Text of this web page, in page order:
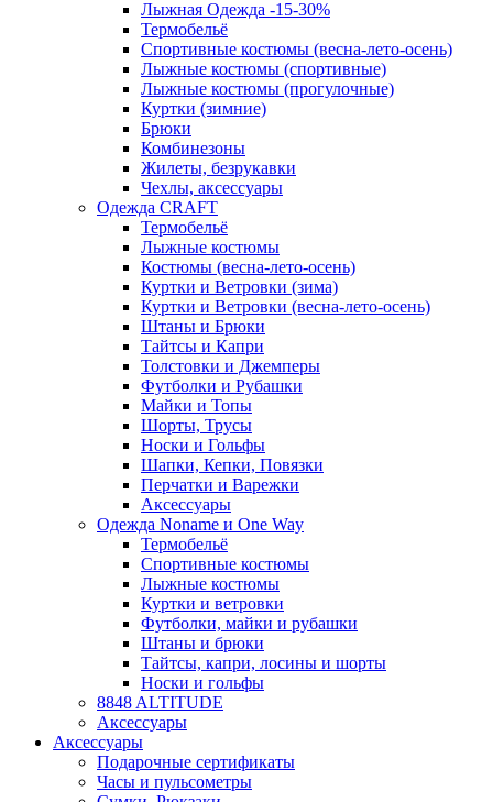
Лыжная Одежда -15-30%
Термобельё
Спортивные костюмы (весна-лето-осень)
Лыжные костюмы (спортивные)
Лыжные костюмы (прогулочные)
Куртки (зимние)
Брюки
Комбинезоны
Жилеты, безрукавки
Чехлы, аксессуары
Одежда CRAFT
Термобельё
Лыжные костюмы
Костюмы (весна-лето-осень)
Куртки и Ветровки (зима)
Куртки и Ветровки (весна-лето-осень)
Штаны и Брюки
Тайтсы и Капри
Толстовки и Джемперы
Футболки и Рубашки
Майки и Топы
Шорты, Трусы
Носки и Гольфы
Шапки, Кепки, Повязки
Перчатки и Варежки
Аксессуары
Одежда Noname и One Way
Термобельё
Спортивные костюмы
Лыжные костюмы
Куртки и ветровки
Футболки, майки и рубашки
Штаны и брюки
Тайтсы, капри, лосины и шорты
Носки и гольфы
8848 ALTITUDE
Аксессуары
Аксессуары
Подарочные сертификаты
Часы и пульсометры